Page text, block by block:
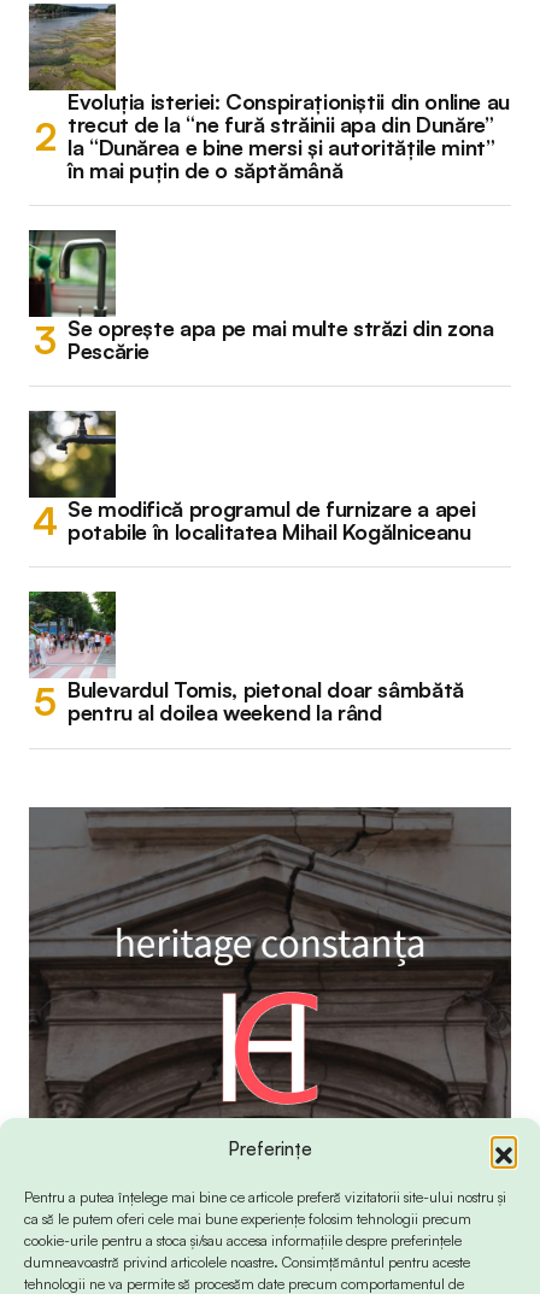
Preferințe
Pentru a putea înțelege mai bine ce articole preferă vizitatorii site-ului nostru și
ca să le putem oferi cele mai bune experiențe folosim tehnologii precum
cookie-urile pentru a stoca și/sau accesa informațiile despre preferințele
dumneavoastră privind articolele noastre. Consimțământul pentru aceste
tehnologii ne va permite să procesăm date precum comportamentul de
Evoluția isteriei: Conspiraționiștii din online au
trecut de la “ne fură străinii apa din Dunăre”
la “Dunărea e bine mersi și autoritățile mint”
în mai puțin de o săptămână
Se oprește apa pe mai multe străzi din zona
Pescărie
Se modifică programul de furnizare a apei
potabile în localitatea Mihail Kogălniceanu
Bulevardul Tomis, pietonal doar sâmbătă
pentru al doilea weekend la rând